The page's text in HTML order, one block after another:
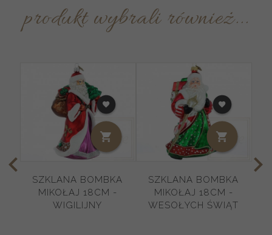
produkt wybrali również...
SZKLANA BOMBKA
MIKOŁAJ 18CM -
WIGILIJNY
SZKLANA BOMBKA
MIKOŁAJ 18CM -
WESOŁYCH ŚWIĄT